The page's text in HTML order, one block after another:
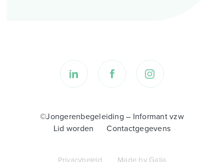
©Jongerenbegeleiding – Informant vzw
Lid worden
Contactgegevens